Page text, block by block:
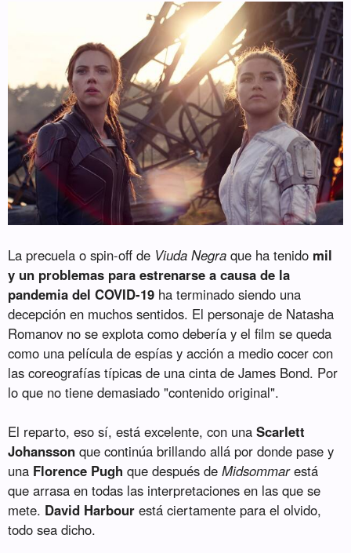
La precuela o spin-off de Viuda Negra que ha tenido mil
y un problemas para estrenarse a causa de la
pandemia del COVID-19 ha terminado siendo una
decepción en muchos sentidos. El personaje de Natasha
Romanov no se explota como debería y el film se queda
como una película de espías y acción a medio cocer con
las coreografías típicas de una cinta de James Bond. Por
lo que no tiene demasiado "contenido original".
El reparto, eso sí, está excelente, con unaScarlett
Johansson que continúa brillando allá por donde pase y
una Florence Pugh que después deMidsommarestá
que arrasa en todas las interpretaciones en las que se
mete. David Harbour está ciertamente para el olvido,
todo sea dicho.